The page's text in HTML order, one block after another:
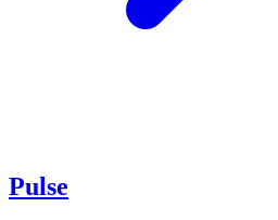
Pulse